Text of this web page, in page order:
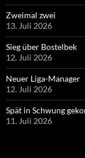
Zweimal zwei
13. Juli 2026
Sieg über Bostelbek
12. Juli 2026
Neuer Liga-Manager
12. Juli 2026
Spät in Schwung
11. Juli 2026